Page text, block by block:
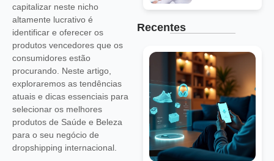
capitalizar neste nicho
altamente lucrativo é
identificar e oferecer os
produtos vencedores que os
consumidores estão
procurando. Neste artigo,
exploraremos as tendências
atuais e dicas essenciais para
selecionar os melhores
produtos de Saúde e Beleza
para o seu negócio de
dropshipping internacional.
Recentes